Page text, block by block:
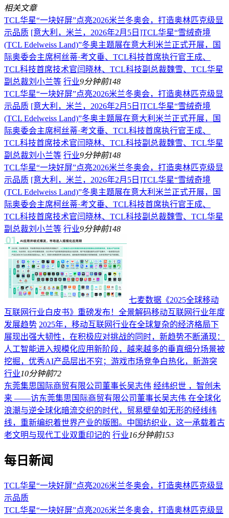
相关文章
TCL华星“一块好屏”点亮2026米兰冬奥会，打造奥林匹克级显
示品质 [意大利，米兰，2026年2月5日]TCL华星“雪绒奇境
(TCL Edelweiss Land)”冬奥主题展在意大利米兰正式开展，国
际奥委会主席柯丝蒂·考文垂、TCL科技首席执行官王成、
TCL科技首席技术官闫晓林、TCL科技副总裁魏雪、TCL华星
副总裁刘小兰等 行业9分钟前148
TCL华星“一块好屏”点亮2026米兰冬奥会，打造奥林匹克级显
示品质 [意大利，米兰，2026年2月5日]TCL华星“雪绒奇境
(TCL Edelweiss Land)”冬奥主题展在意大利米兰正式开展，国
际奥委会主席柯丝蒂·考文垂、TCL科技首席执行官王成、
TCL科技首席技术官闫晓林、TCL科技副总裁魏雪、TCL华星
副总裁刘小兰等 行业9分钟前148
TCL华星“一块好屏”点亮2026米兰冬奥会，打造奥林匹克级显
示品质 [意大利，米兰，2026年2月5日]TCL华星“雪绒奇境
(TCL Edelweiss Land)”冬奥主题展在意大利米兰正式开展，国
际奥委会主席柯丝蒂·考文垂、TCL科技首席执行官王成、
TCL科技首席技术官闫晓林、TCL科技副总裁魏雪、TCL华星
副总裁刘小兰等 行业9分钟前148
七麦数据《2025全球移动
互联网行业白皮书》重磅发布！全景解码移动互联网行业年度
发展趋势 2025年，移动互联网行业在全球复杂的经济格局下
展现出强大韧性，在积极应对挑战的同时，新趋势不断涌现：
人工智能进入规模化应用新阶段，越来越多的垂直细分场景被
挖掘，优秀AI产品层出不穷；游戏市场竞争白热化，新游突
行业10分钟前72
东莞集思国际商贸有限公司董事长吴志伟 经纬织世 ，智创未
来 ——访东莞集思国际商贸有限公司董事长吴志伟 在全球化
浪潮与逆全球化暗流交织的时代，贸易壁垒如无形的经线纬
线，重新编织着世界产业的版图。中国纺织业，这一承载着古
老文明与现代工业双重印记的 行业16分钟前153
每日新闻
TCL华星“一块好屏”点亮2026米兰冬奥会，打造奥林匹克级显
示品质
TCL华星“一块好屏”点亮2026米兰冬奥会，打造奥林匹克级显